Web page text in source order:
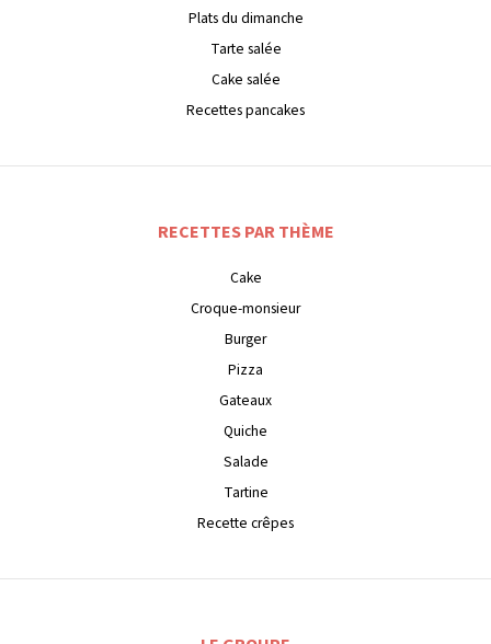
Plats du dimanche
Tarte salée
Cake salée
Recettes pancakes
RECETTES PAR THÈME
Cake
Croque-monsieur
Burger
Pizza
Gateaux
Quiche
Salade
Tartine
Recette crêpes